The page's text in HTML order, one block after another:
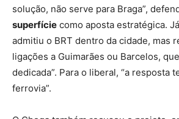
solução, não serve para Braga”,
superfície como aposta estratégica.
admitiu o BRT dentro da cidade, mas
ligações a Guimarães ou Barcelos,
dedicada”. Para o liberal, “a resposta
ferrovia”.